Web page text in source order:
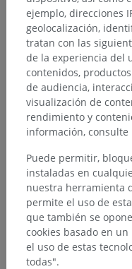
ejemplo, direcciones
geolocalización,
tratan con las
de la experiencia del
contenidos,
de audiencia,
visualización de
rendimiento y
información, consulte
Puede permitir,
instaladas en
nuestra herramienta
permite el uso de
que también se
cookies basado en
el uso de estas
todas".